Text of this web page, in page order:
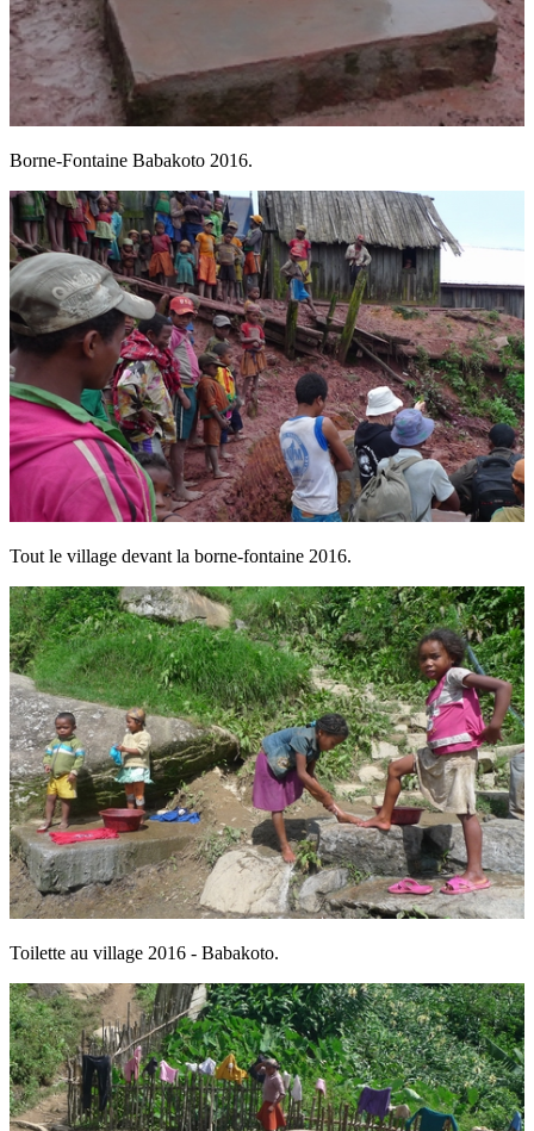
Borne-Fontaine Babakoto 2016.
Tout le village devant la borne-fontaine 2016.
Toilette au village 2016 - Babakoto.